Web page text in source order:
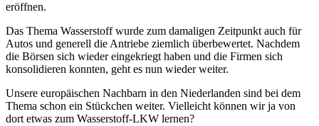
eröffnen.
Das Thema Wasserstoff wurde zum damaligen Zeitpunkt auch für
Autos und generell die Antriebe ziemlich überbewertet. Nachdem
die Börsen sich wieder eingekriegt haben und die Firmen sich
konsolidieren konnten, geht es nun wieder weiter.
Unsere europäischen Nachbarn in den Niederlanden sind bei dem
Thema schon ein Stückchen weiter. Vielleicht können wir ja von
dort etwas zum Wasserstoff-LKW lernen?